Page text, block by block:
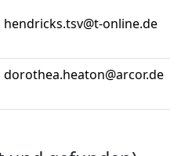
hendricks.tsv@t-online.de
dorothea.heaton@arcor.de